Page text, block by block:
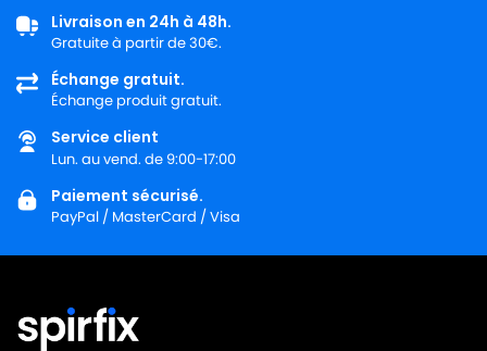
Livraison en 24h à 48h.
Gratuite à partir de 30€.
Échange gratuit.
Échange produit gratuit.
Service client
Lun. au vend. de 9:00-17:00
Paiement sécurisé.
PayPal / MasterCard / Visa